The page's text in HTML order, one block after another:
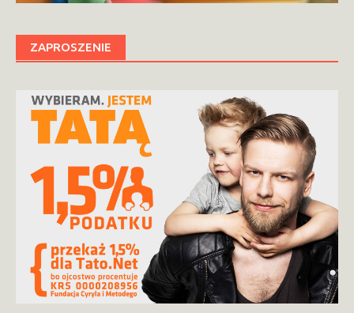
ZAPROSZENIE